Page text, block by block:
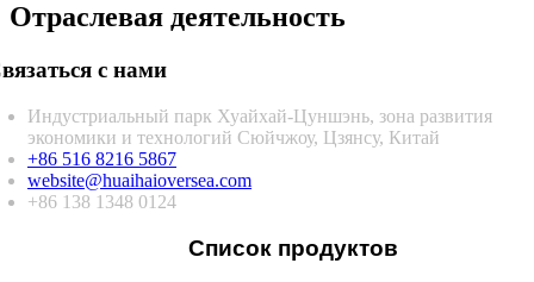
Отраслевая деятельность
с нами
Индустриальный парк Хуайхай-Цуншэнь, зона развития
экономики и технологий Сюйчжоу, Цзянсу, Китай
+86 516 8216 5867
website@huaihaioversea.com
+86 138 1348 0124
Список продуктов